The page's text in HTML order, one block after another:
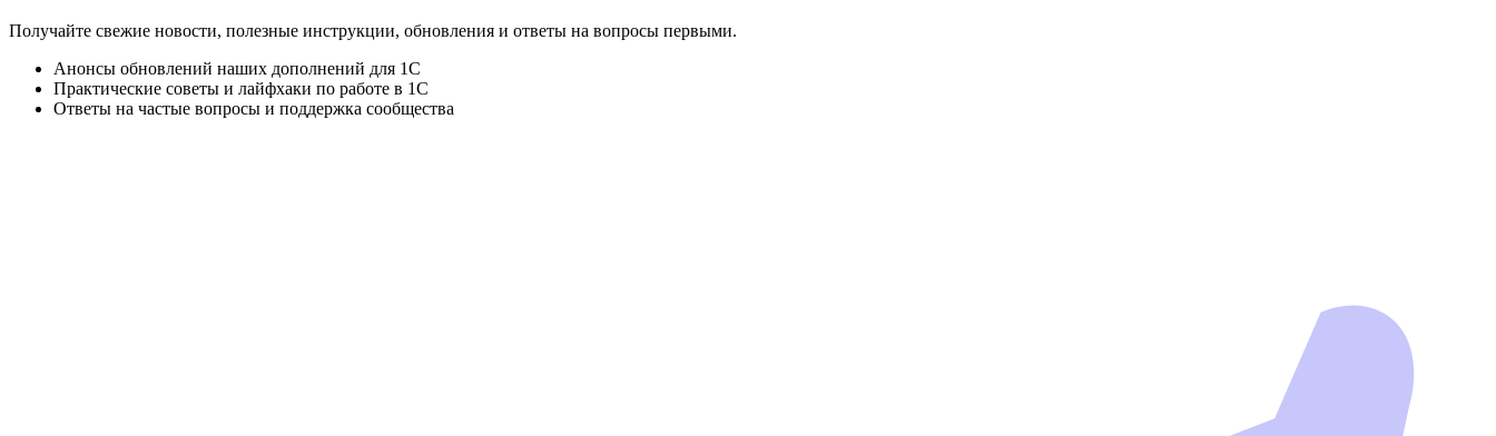
Получайте свежие новости, полезные инструкции, обновления и ответы на вопросы первыми.
Анонсы обновлений наших дополнений для 1С
Практические советы и лайфхаки по работе в 1С
Ответы на частые вопросы и поддержка сообщества